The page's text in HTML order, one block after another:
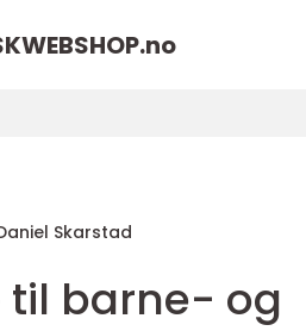
no
Skarstad
til barne- og